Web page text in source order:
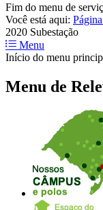
Fim do menu de
Você está aqui:
2020 Subestação
Menu
Início do menu
Menu de